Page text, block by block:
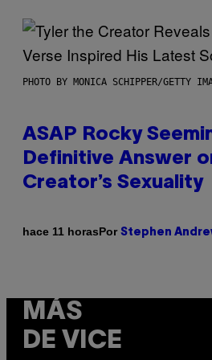
PHOTO BY MONICA SCHIPPER/GETTY
ASAP Rocky
Definitive Answer
Creator’s Sexuality
hace 11 horasPor Stephen
MÁS
DE VICE